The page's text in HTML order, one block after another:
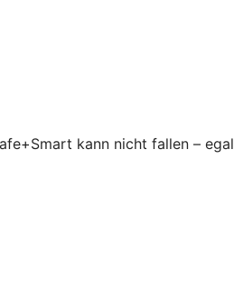
kann nicht fallen –